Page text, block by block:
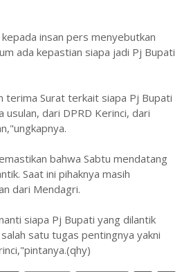
insan pers menyebutkan
ada kepastian siapa jadi Pj Bupati
terima Surat terkait siapa Pj Bupati
usulan, dari DPRD Kerinci, dari
bahwa Sabtu mendatang
Saat ini pihaknya masih
dari Mendagri.
siapa Pj Bupati yang dilantik
satu tugas pentingnya yakni